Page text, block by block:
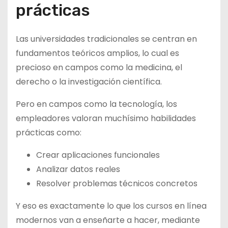
prácticas
Las universidades tradicionales se centran en
fundamentos teóricos amplios, lo cual es
precioso en campos como la medicina, el
derecho o la investigación científica.
Pero en campos como la tecnología, los
empleadores valoran muchísimo habilidades
prácticas como:
Crear aplicaciones funcionales
Analizar datos reales
Resolver problemas técnicos concretos
Y eso es exactamente lo que los cursos en línea
modernos van a enseñarte a hacer, mediante